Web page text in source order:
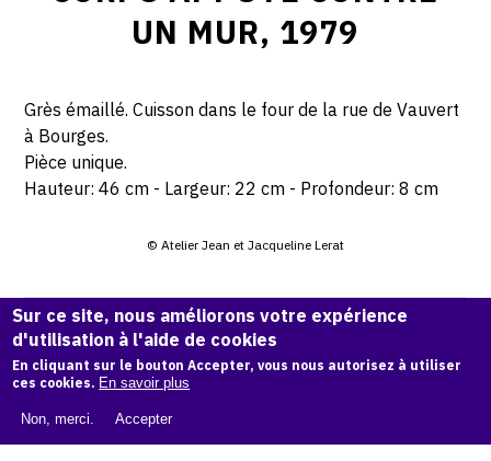
UN MUR, 1979
Grès émaillé. Cuisson dans le four de la rue de Vauvert
à Bourges.
Pièce unique.
Hauteur: 46 cm - Largeur: 22 cm - Profondeur: 8 cm
© Atelier Jean et Jacqueline Lerat
CITER CETTE ŒUVRE
Jacqueline Lerat,Corps appuyé contre un mur, 1979
Catalogue raisonné de Jean et Jacqueline Lerat, OAM.ark:
Sur ce site, nous améliorons votre expérience
d'utilisation à l'aide de cookies
En cliquant sur le bouton Accepter, vous nous autorisez à utiliser
ces cookies. En savoir plus
Non, merci. Accepter